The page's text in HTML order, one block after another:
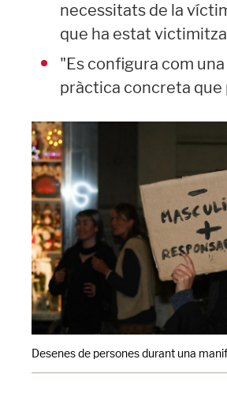
necessitats de la
que ha estat
"Es configura com
pràctica concreta que
Desenes de persones durant una